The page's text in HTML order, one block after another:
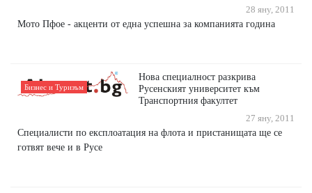
28 яну, 2011
Мото Пфое - акценти от една успешна за компанията година
Бизнес и Туризъм
Нова специалност разкрива
Русенският университет към
Транспортния факултет
27 яну, 2011
Специалисти по експлоатация на флота и пристанищата ще се
готвят вече и в Русе